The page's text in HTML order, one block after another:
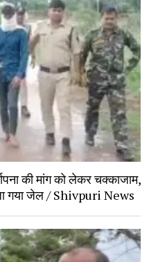
की मांग को लेकर चक्काजाम,
गया जेल / Shivpuri News